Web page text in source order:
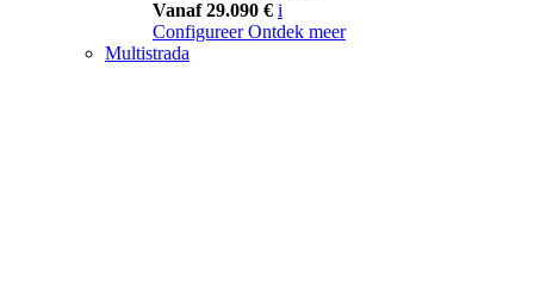
Vanaf 29.090 € i
Configureer Ontdek meer
Multistrada